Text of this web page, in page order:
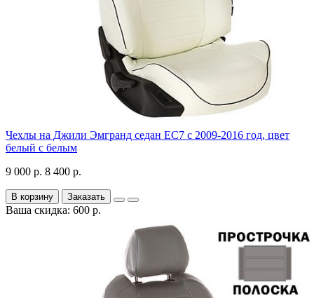
Чехлы на Джили Эмгранд седан ЕС7 с 2009-2016 год, цвет
белый с белым
9 000 р. 8 400 р.
В корзину Заказать
Ваша скидка: 600 р.